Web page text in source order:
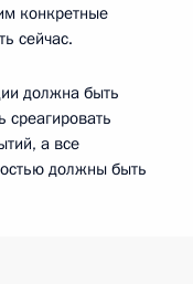
конкретные
сейчас.
должна быть
среагировать
а все
должны быть